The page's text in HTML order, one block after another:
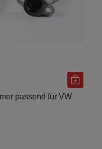
passend für VW